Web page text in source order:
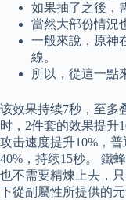
如果抽了之後，
當然大部份情況
一般來說，原神
線。
所以，從這一點
该效果持续7秒，至多
时，2件套的效果提升
攻击速度提升10%，
40%，持续15秒。 鐵
也不需要精煉上去，
下從副屬性所提供的